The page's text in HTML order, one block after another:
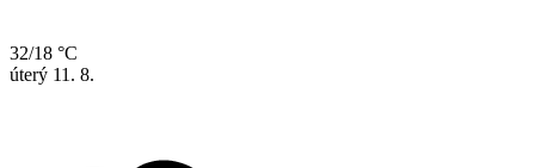
32/18 °C
úterý 11. 8.